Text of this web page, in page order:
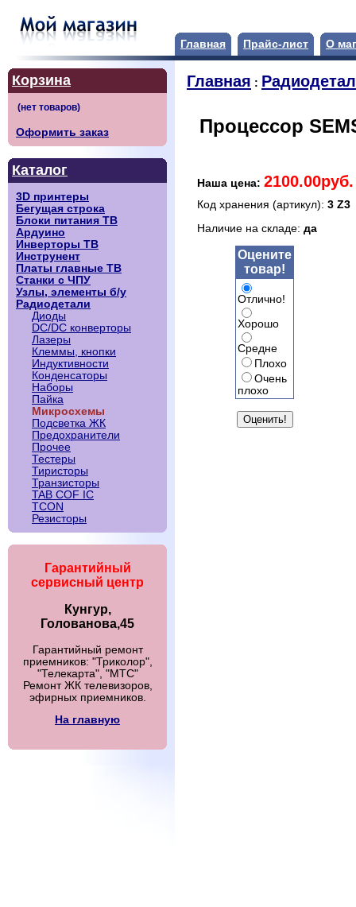
Главная Прайс-лист О
Корзина
Оформить заказ
Каталог
3D принтеры
Бегущая строка
Блоки питания ТВ
Ардуино
Инверторы ТВ
Инструнент
Платы главные ТВ
Станки с ЧПУ
Узлы, элементы б/у
Радиодетали
Диоды
DC/DC конверторы
Лазеры
Клеммы, кнопки
Индуктивности
Конденсаторы
Наборы
Пайка
Микросхемы
Подсветка ЖК
Предохранители
Прочее
Тестеры
Тиристоры
Транзисторы
TAB COF IC
TCON
Резисторы
Гарантийный
сервисный центр
Кунгур,
Голованова,45
Гарантийный ремонт
приемников: "Триколор",
"Телекарта", "МТС"
Ремонт ЖК телевизоров,
эфирных приемников.
На главную
Главная :
Процессор
Наша цена: 2100.00руб.
Код хранения (артикул): 3 Z3
Наличие на складе: да
Оцените
товар!
Отлично!
Хорошо
Средне
Плохо
Очень
плохо